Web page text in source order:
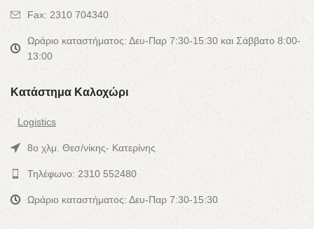
Fax: 2310 704340
Ωράριο καταστήματος: Δευ-Παρ 7:30-15:30 και Σάββατο 8:00-
13:00
Κατάστημα Καλοχώρι
Logistics
8ο χλμ. Θεσ/νίκης- Κατερίνης
Τηλέφωνο: 2310 552480
Ωράριο καταστήματος: Δευ-Παρ 7:30-15:30